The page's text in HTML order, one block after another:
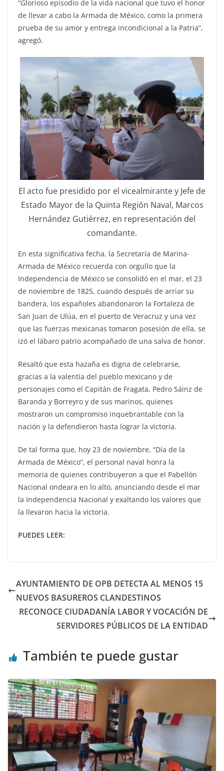
“Glorioso episodio de la vida nacional que tuvo el honor
de llevar a cabo la Armada de México, como la primera
prueba de su amor y entrega incondicional a la Patria”,
agregó.
El acto fue presidido por el vicealmirante y Jefe de
Estado Mayor de la Quinta Región Naval, Marcos
Hernández Gutiérrez, en representación del
comandante.
En esta significativa fecha, la Secretaría de Marina-
Armada de México recuerda con orgullo que la
Independencia de México se consolidó en el mar, el 23
de noviembre de 1825, cuando después de arriar su
bandera, los españoles abandonaron la Fortaleza de
San Juan de Ulúa, en el puerto de Veracruz y una vez
que las fuerzas mexicanas tomaron posesión de ella, se
izó el lábaro patrio acompañado de una salva de honor.
Resaltó que esta hazaña es digna de celebrarse,
gracias a la valentía del pueblo mexicano y de
personajes como el Capitán de Fragata, Pedro Sáinz de
Baranda y Borreyro y de sus marinos, quienes
mostraron un compromiso inquebrantable con la
nación y la defendieron hasta lograr la victoria.
De tal forma que, hoy 23 de noviembre, “Día de la
Armada de México”, el personal naval honra la
memoria de quienes contribuyeron a que el Pabellón
Nacional ondeara en lo alto, anunciando desde el mar
la Independencia Nacional y exaltando los valores que
la llevaron hacia la victoria.
PUEDES LEER:
AYUNTAMIENTO DE OPB DETECTA AL MENOS 15
NUEVOS BASUREROS CLANDESTINOS
RECONOCE CIUDADANÍA LABOR Y VOCACIÓN DE
SERVIDORES PÚBLICOS DE LA ENTIDAD
También te puede gustar